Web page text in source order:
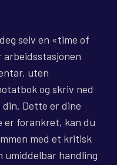
selv en «time of
arbeidsstasjonen
uten
og skriv ned
Dette er dine
er forankret, kan du
med et kritisk
handling